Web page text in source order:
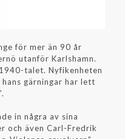
för mer än 90 år
utanför Karlshamn.
talet. Nyfikenheten
gärningar har lett
in några av sina
och även Carl-Fredrik